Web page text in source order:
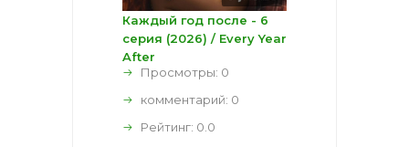
Каждый год после - 6
серия (2026) / Every Year
After
Просмотры: 0
комментарий: 0
Рейтинг: 0.0